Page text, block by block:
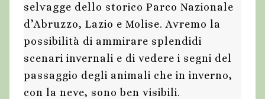
selvagge dello storico Parco Nazionale
d’Abruzzo, Lazio e Molise. Avremo la
possibilità di ammirare splendidi
scenari invernali e di vedere i segni del
passaggio degli animali che in inverno,
con la neve, sono ben visibili.